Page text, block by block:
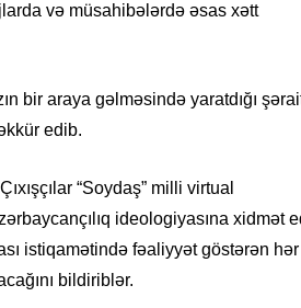
və müsahibələrdə əsas xətt
bir araya gəlməsində yaratdığı
edib.
“Soydaş” milli virtual
ideologiyasına xidmət
istiqamətində fəaliyyət göstərən
bildiriblər.